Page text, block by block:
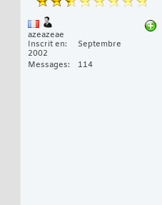
azeazeae
Inscrit en
Septembre
2002
Messages
114